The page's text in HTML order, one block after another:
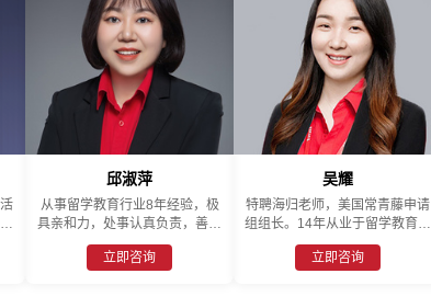
邱淑萍
从事留学教育行业8年经验，极
具亲和力，处事认真负责，善于
发掘学生对申请有帮助的亮点，
熟悉各大院校的入学申请标准。
立即咨询
吴耀
特聘海归老师，美国常青藤申请
组组长。14年从业于留学教育行
业，作为留学行业中咨询顾问中
的佼佼者，多年来积累的丰富的
立即咨询